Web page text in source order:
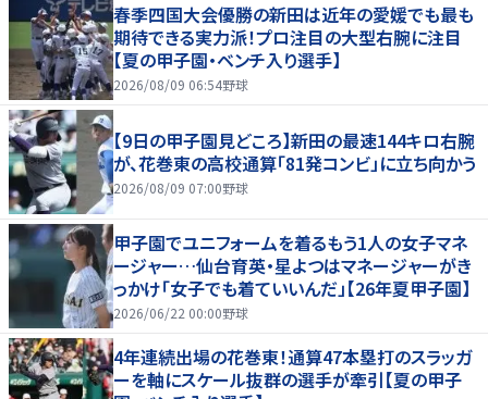
春季四国大会優勝の新田は近年の愛媛でも最も
期待できる実力派！プロ注目の大型右腕に注目
【夏の甲子園・ベンチ入り選手】
2026/08/09 06:54野球
【9日の甲子園見どころ】新田の最速144キロ右腕
が、花巻東の高校通算「81発コンビ」に立ち向かう
2026/08/09 07:00野球
甲子園でユニフォームを着るもう1人の女子マネ
ージャー…仙台育英・星よつはマネージャーがき
っかけ「女子でも着ていいんだ」【26年夏甲子園】
2026/06/22 00:00野球
4年連続出場の花巻東！通算47本塁打のスラッガ
ーを軸にスケール抜群の選手が牽引【夏の甲子